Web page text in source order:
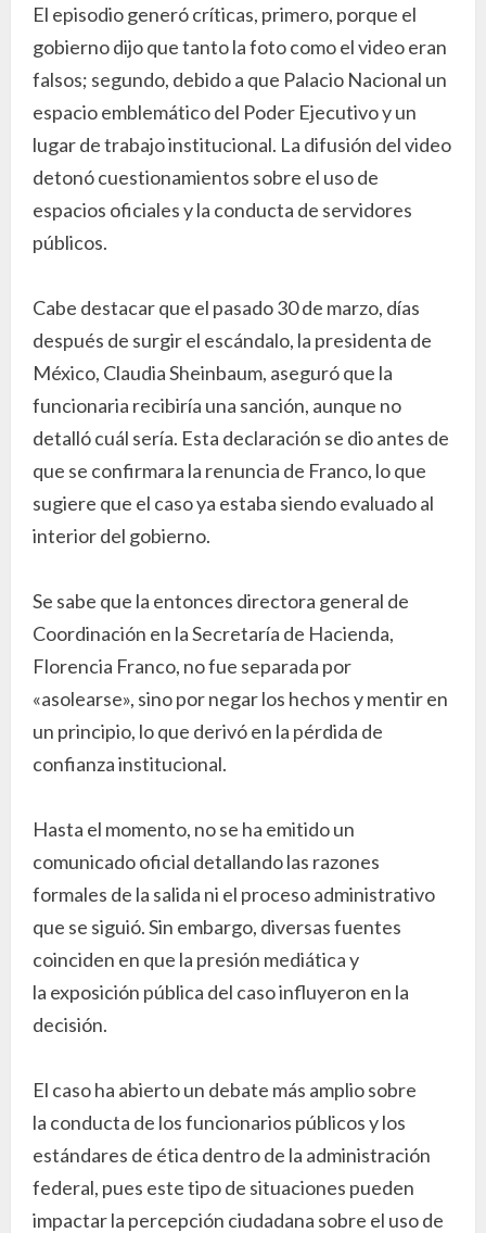
El episodio generó críticas, primero, porque el
gobierno dijo que tanto la foto como el video eran
falsos; segundo, debido a que Palacio Nacional un
espacio emblemático del Poder Ejecutivo y un
lugar de trabajo institucional. La difusión del video
detonó cuestionamientos sobre el uso de
espacios oficiales y la conducta de servidores
públicos.
Cabe destacar que el pasado 30 de marzo, días
después de surgir el escándalo, la presidenta de
México, Claudia Sheinbaum, aseguró que la
funcionaria recibiría una sanción, aunque no
detalló cuál sería. Esta declaración se dio antes de
que se confirmara la renuncia de Franco, lo que
sugiere que el caso ya estaba siendo evaluado al
interior del gobierno.
Se sabe que la entonces directora general de
Coordinación en la Secretaría de Hacienda,
Florencia Franco, no fue separada por
«asolearse», sino por negar los hechos y mentir en
un principio, lo que derivó en la pérdida de
confianza institucional.
Hasta el momento, no se ha emitido un
comunicado oficial detallando las razones
formales de la salida ni el proceso administrativo
que se siguió. Sin embargo, diversas fuentes
coinciden en que la presión mediática y
la exposición pública del caso influyeron en la
decisión.
El caso ha abierto un debate más amplio sobre
la conducta de los funcionarios públicos y los
estándares de ética dentro de la administración
federal, pues este tipo de situaciones pueden
impactar la percepción ciudadana sobre el uso de